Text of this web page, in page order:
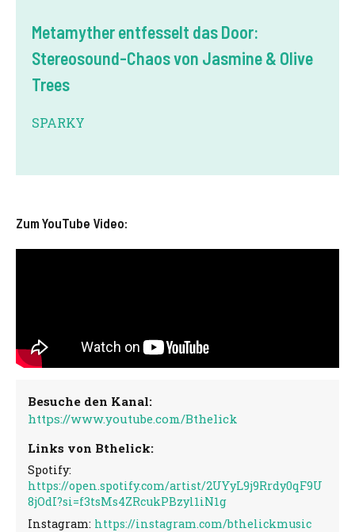
Metamyther entfesselt das Door:
Stereosound-Chaos von Jasmine & Olive
Trees
SPARKY
Zum YouTube Video:
Besuche den Kanal:
https://www.youtube.com/Bthelick
Links von Bthelick:
Spotify:
https://open.spotify.com/artist/2UYyL9j9Rrdy0qF9U
8jOdI?si=f3tsMs4ZRcukPBzyl1iN1g
Instagram: https://instagram.com/bthelickmusic